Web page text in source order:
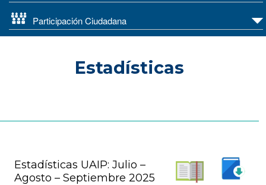
Participación Ciudadana
Estadísticas
Estadísticas UAIP: Julio –
Agosto – Septiembre 2025